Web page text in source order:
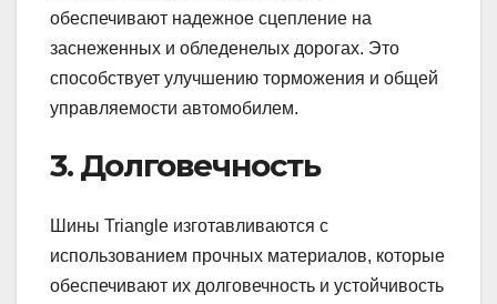
обеспечивают надежное сцепление на
заснеженных и обледенелых дорогах. Это
способствует улучшению торможения и общей
управляемости автомобилем.
3. Долговечность
Шины Triangle изготавливаются с
использованием прочных материалов, которые
обеспечивают их долговечность и устойчивость